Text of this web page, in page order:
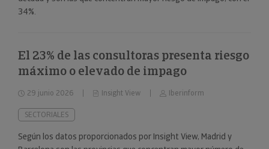
34%.
El 23% de las consultoras presenta riesgo
máximo o elevado de impago
29 junio 2026 Insight View Iberinform
SECTORIALES
Según los datos proporcionados por Insight View, Madrid y